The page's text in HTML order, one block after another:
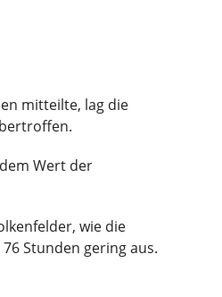
mitteilte, lag die
Wert der
wie die
Stunden gering aus.